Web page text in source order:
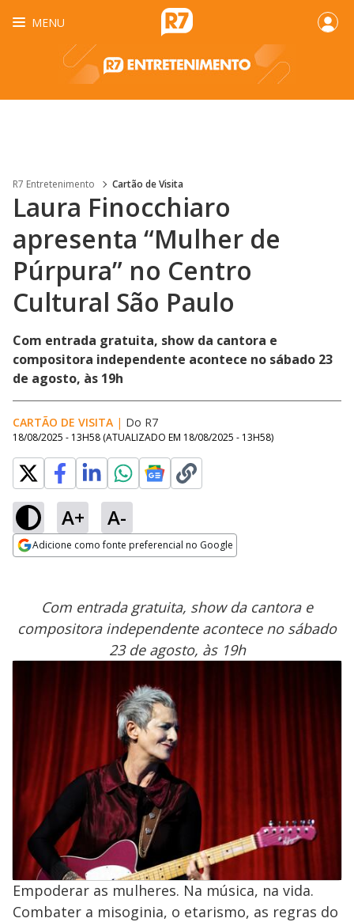
MENU
R7 Entretenimento Cartão de Visita
Laura Finocchiaro
apresenta “Mulher de
Púrpura” no Centro
Cultural São Paulo
Com entrada gratuita, show da cantora e
compositora independente acontece no sábado 23
de agosto, às 19h
CARTÃO DE VISITA | Do R7
18/08/2025 - 13H58 (ATUALIZADO EM 18/08/2025 - 13H58)
A+ A-
Adicione como fonte preferencial no Google
Com entrada gratuita, show da cantora e
compositora independente acontece no sábado
23 de agosto, às 19h
Empoderar as mulheres. Na música, na vida.
Combater a misoginia, o etarismo, as regras do